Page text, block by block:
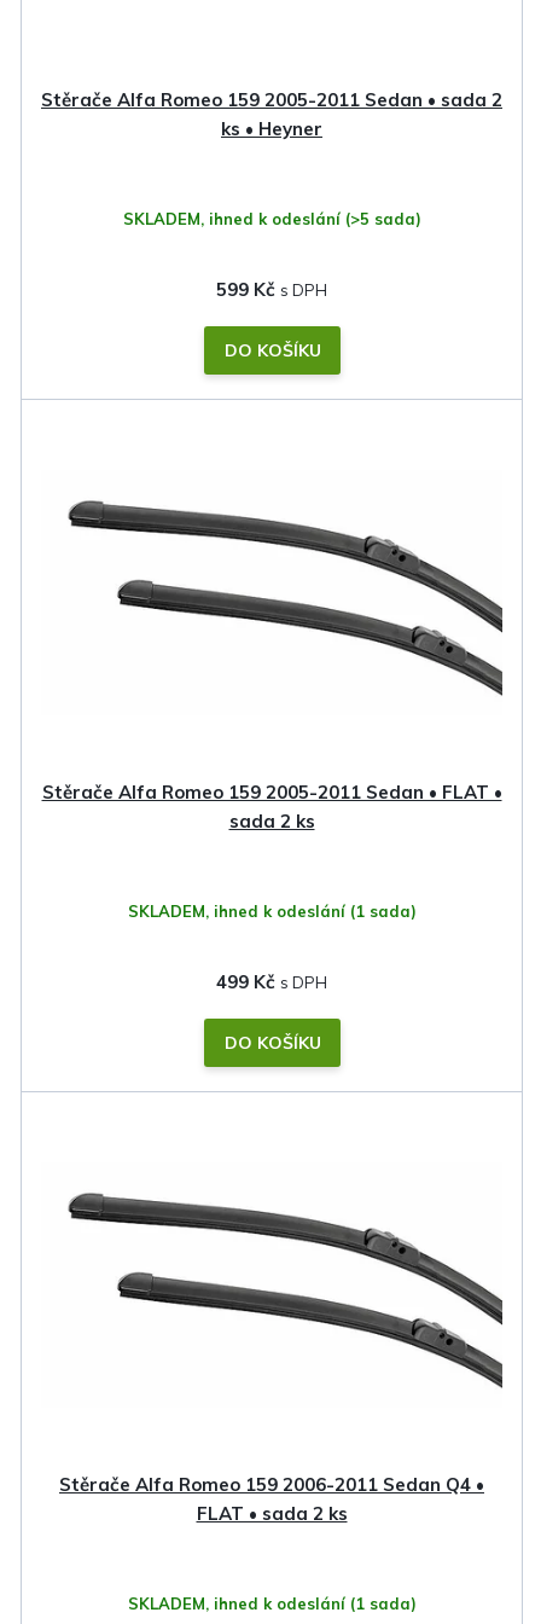
Stěrače Alfa Romeo 159 2005-2011 Sedan • sada 2
ks • Heyner
SKLADEM, ihned k odeslání (>5 sada)
599 Kč
DO KOŠÍKU
Stěrače Alfa Romeo 159 2005-2011 Sedan • FLAT •
sada 2 ks
SKLADEM, ihned k odeslání (1 sada)
499 Kč
DO KOŠÍKU
Stěrače Alfa Romeo 159 2006-2011 Sedan Q4 •
FLAT • sada 2 ks
SKLADEM, ihned k odeslání (1 sada)